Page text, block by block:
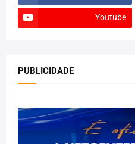
Youtube
PUBLICIDADE